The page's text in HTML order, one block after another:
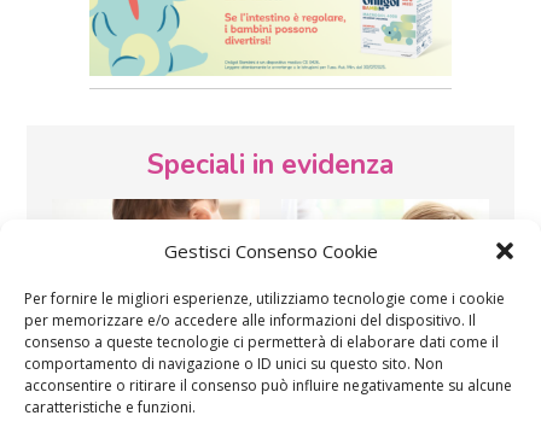
Gestisci Consenso Cookie
Per fornire le migliori esperienze, utilizziamo tecnologie come i cookie
per memorizzare e/o accedere alle informazioni del dispositivo. Il
consenso a queste tecnologie ci permetterà di elaborare dati come il
comportamento di navigazione o ID unici su questo sito. Non
acconsentire o ritirare il consenso può influire negativamente su alcune
caratteristiche e funzioni.
Speciali in evidenza
Vaccini SOS Pediatra